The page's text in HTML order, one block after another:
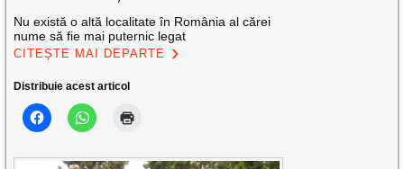
Nu există o altă localitate în România al cărei
nume să fie mai puternic legat
CITEȘTE MAI DEPARTE
Distribuie acest articol